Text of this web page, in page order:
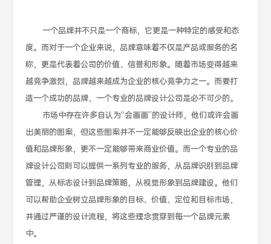
一个品牌并不只是一个商标，它更是一种特定的感受和态
度。而对于一个企业来说，品牌意味着不仅是产品或服务的名
称，更是代表着公司的价值、信誉和形象。随着市场变得越来
越竞争激烈，品牌越来越成为企业的核心竞争力之一。而要打
造一个成功的品牌，一个专业的品牌设计公司是必不可少的。
市场中存在许多自认为“会画画”的设计师，他们或许会画
出美丽的图案，但这些图案并不一定能够反映出企业的核心价
值和品牌形象，更不一定能够带来商业价值。而一个专业的品
牌设计公司则可以提供一系列专业的服务，从品牌识别到品牌
管理，从标志设计到品牌策略，从视觉形象到品牌建设。他们
可以帮助企业树立品牌形象的目标、价值、定位和目标市场，
并通过严谨的设计流程，将这些理念贯穿到每一个品牌元素
中。